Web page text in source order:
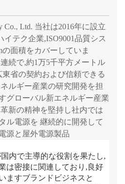
Co., Ltd. 当社は2016年に設立
イテク企業,ISO9001品質シス
面積をカバーしていま
続で,約1万5千平方メートル
省の契約および信頼できる
ルギー産業の研究開発を担
グローバル新エネルギー産業
新の精神を堅持し社内では
ル電源を 継続的に開発して
源と屋外電源製品
内で主導的な役割を果たし,
は密接に関連しており,良好
ますブランドビジネスと